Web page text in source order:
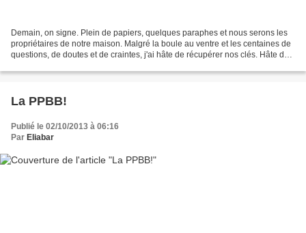
Demain, on signe. Plein de papiers, quelques paraphes et nous serons les
propriétaires de notre maison. Malgré la boule au ventre et les centaines de
questions, de doutes et de craintes, j'ai hâte de récupérer nos clés. Hâte de
La PPBB!
Publié le 02/10/2013 à 06:16
Par Eliabar